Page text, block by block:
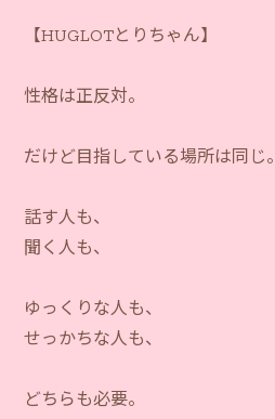
【HUGLOTとりちゃん】
性格は正反対。
だけど目指している場所は同じ。
話す人も、
聞く人も、
ゆっくりな人も、
せっかちな人も、
どちらも必要。